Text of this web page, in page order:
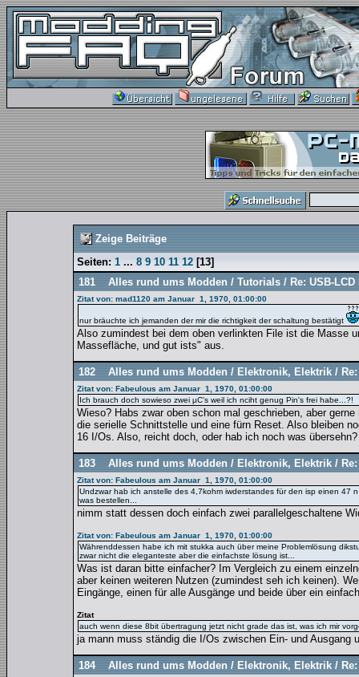
Zeige Beiträge
Seiten: 1 ... 8 9 10 11 12[13]
181
Alles rund ums Modden/ Tutorials/ Re: USB-
Zitat von: mad1120 am Januar 1, 1970, 01:00:00
nur bräuchte ich jemanden der mir die richtigkeit der schaltung bestätigt
Also zumindest bei dem oben verlinkten File ist die Masse
Massefläche, und gut ists" aus.
182 Alles rund ums Modden/ Elektronik, Elektrik/
Zitat von: Fabeulous am Januar 1, 1970, 01:00:00
Ich brauch doch sowieso zwei µC's weil ich nciht genug Pin's frei habe...?!
Wieso? Habs zwar oben schon mal geschrieben, aber
die serielle Schnittstelle und eine fürn Reset. Also bleiben
16 I/Os. Also, reicht doch, oder hab ich noch was übersehn?
183 Alles rund ums Modden/ Elektronik, Elektrik/
Zitat von: Fabeulous am Januar 1, 1970, 01:00:00
Undzwar hab ich anstelle des 4,7kohm iwderstandes für den isp einen 47
was bestellen...
nimm statt dessen doch einfach zwei parallelgeschaltene
Zitat von: Fabeulous am Januar 1, 1970, 01:00:00
Währenddessen habe ich mit stukka auch über meine Problemlösung
zwar nicht die eleganteste aber die einfachste lösung ist...
Was ist daran bitte einfacher? Im Vergleich zu einem
aber keinen weiteren Nutzen (zumindest seh ich keinen).
Eingänge, einen für alle Ausgänge und beide über ein
Zitat
auch wenn diese 8bit übertragung jetzt nicht grade das ist, was ich mir
ja mann muss ständig die I/Os zwischen Ein- und
184 Alles rund ums Modden/ Elektronik, Elektrik/